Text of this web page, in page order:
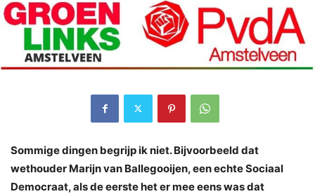
Sommige dingen begrijp ik niet. Bijvoorbeeld dat
wethouder Marijn van Ballegooijen, een echte Sociaal
Democraat, als de eerste het er mee eens was dat